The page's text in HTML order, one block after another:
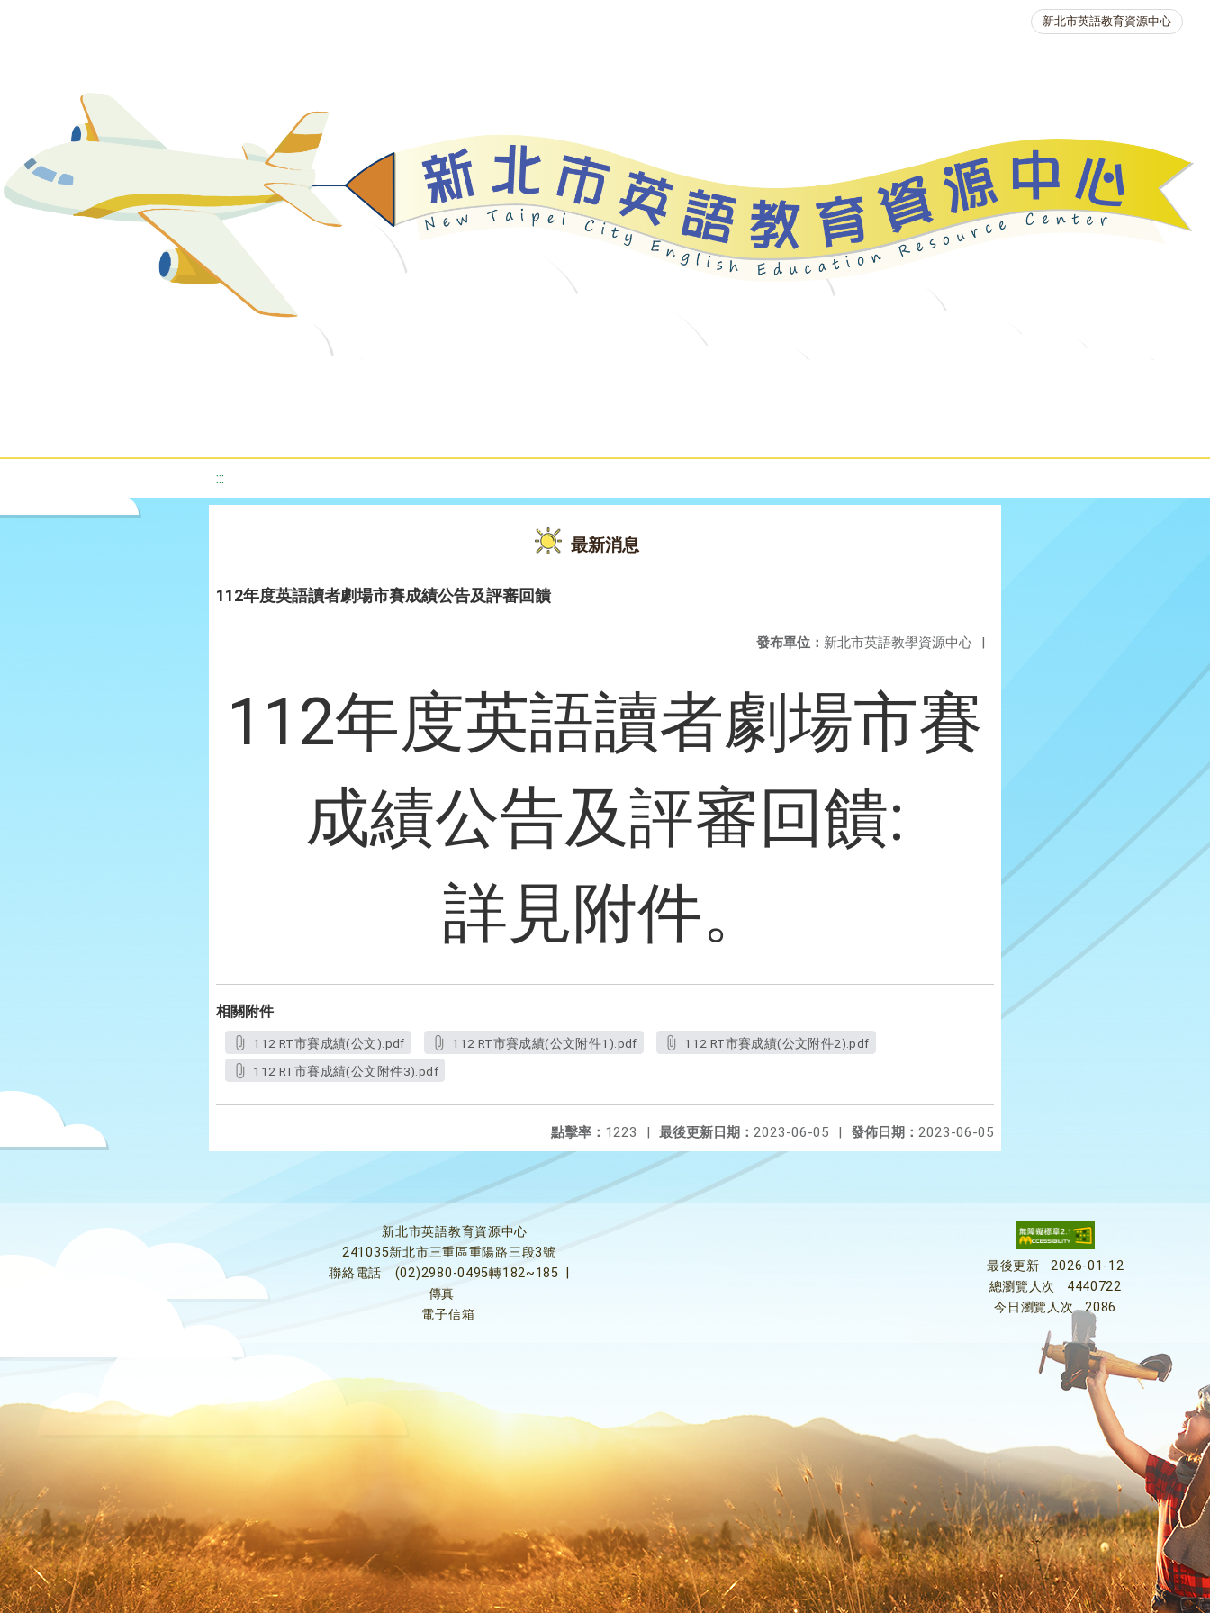
新北市英語教育資源中心
:::
最新消息
112年度英語讀者劇場市賽成績公告及評審回饋
發布單位： 新北市英語教學資源中心 |
112年度英語讀者劇場市賽
成績公告及評審回饋:
詳見附件。
相關附件
112 RT市賽成績(公文).pdf 112 RT市賽成績(公文附件1).pdf
112 RT市賽成績(公文附件2).pdf
112 RT市賽成績(公文附件3).pdf
發佈日期： 2023-06-05
最後更新日期： 2023-06-05 |
點擊率： 1223 |
新北市英語教育資源中心
241035新北市三重區重陽路三段3號
聯絡電話
(02)2980-0495轉182~185
傳真
電子信箱
最後更新
2026-01-12
總瀏覽人次
4440722
今日瀏覽人次
2086